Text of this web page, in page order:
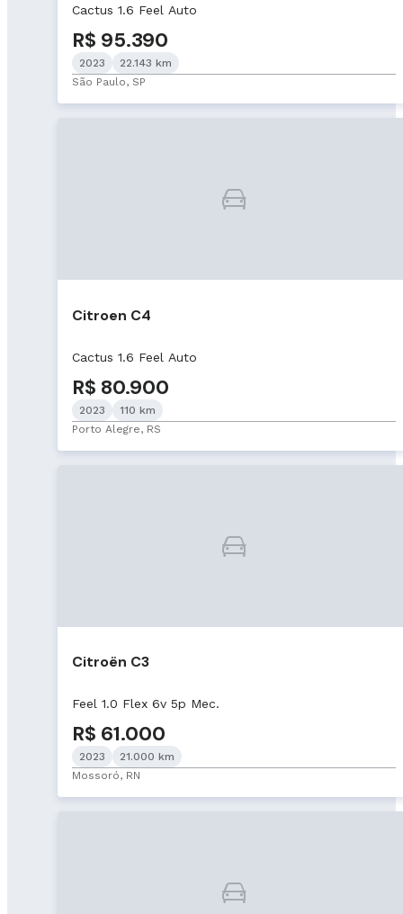
Cactus 1.6 Feel Auto
R$ 95.390
2023
22.143 km
São Paulo, SP
Citroen C4
Cactus 1.6 Feel Auto
R$ 80.900
2023
110 km
Porto Alegre, RS
Citroën C3
Feel 1.0 Flex 6v 5p Mec.
R$ 61.000
2023
21.000 km
Mossoró, RN